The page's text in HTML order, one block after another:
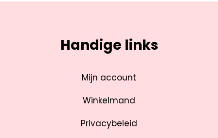
Handige links
Mijn account
Winkelmand
Privacybeleid